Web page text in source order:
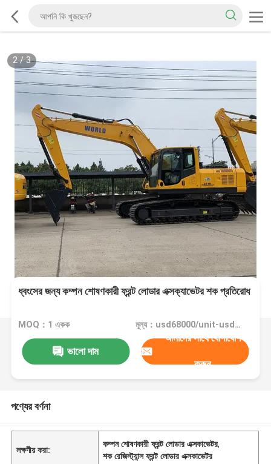
2/3
ধ্বংসের জন্য কম্পন শোষণকারী ফ্রন্ট লোডার এক্সক্যাভেটর শক প্রতিরোধ
MOQ：1 একক মূল্য：usd68000/unit-usd69500/unit
ভালো দাম
আমাদের সাথে যোগাযোগ
করুন
পণ্যের বর্ণনা
লক্ষণীয় করা:
কম্পন শোষণকারী ফ্রন্ট লোডার এক্সকাভেটর,
শক রেজিস্ট্যান্স ফ্রন্ট লোডার এক্সকাভেটর